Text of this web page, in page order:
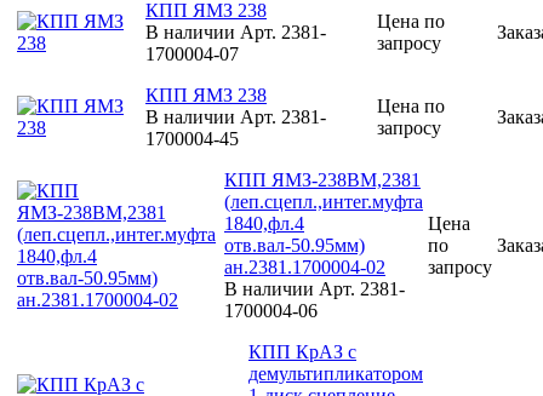
КПП ЯМЗ 238
В наличии Арт. 2381-
1700004-07
Цена по
запросу
КПП ЯМЗ 238
В наличии Арт. 2381-
1700004-45
Цена по
запросу
КПП ЯМЗ-238ВМ,2381
(леп.сцепл.,интег.муфта
1840,фл.4
отв.вал-50.95мм)
ан.2381.1700004-02
В наличии Арт. 2381-
1700004-06
Цена
по
запросу
КПП КрАЗ с
демультипликатором